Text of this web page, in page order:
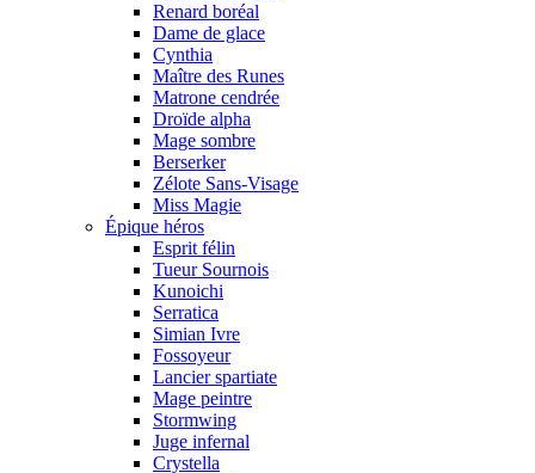
Renard boréal
Dame de glace
Cynthia
Maître des Runes
Matrone cendrée
Droïde alpha
Mage sombre
Berserker
Zélote Sans-Visage
Miss Magie
Épique héros
Esprit félin
Tueur Sournois
Kunoichi
Serratica
Simian Ivre
Fossoyeur
Lancier spartiate
Mage peintre
Stormwing
Juge infernal
Crystella